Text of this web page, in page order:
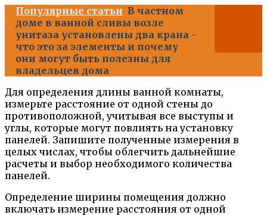
Популярные статьи В частном
доме в ванной сливы возле
унитаза установлены два крана -
что это за элементы и почему
они могут быть полезны для
владельцев дома
Для определения длины ванной комнаты,
измерьте расстояние от одной стены до
противоположной, учитывая все выступы и
углы, которые могут повлиять на установку
панелей. Запишите полученные измерения в
целых числах, чтобы облегчить дальнейшие
расчеты и выбор необходимого количества
панелей.
Определение ширины помещения должно
включать измерение расстояния от одной